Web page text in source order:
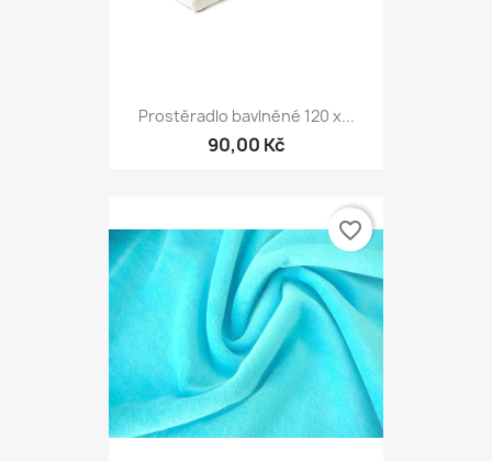
Prostěradlo bavlněné 120 x...
90,00 Kč
favorite_border